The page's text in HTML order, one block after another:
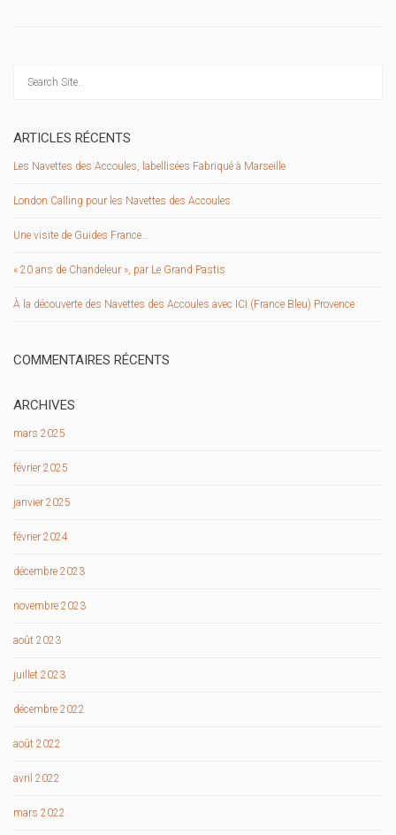
ARTICLES RÉCENTS
Les Navettes des Accoules, labellisées Fabriqué à Marseille
London Calling pour les Navettes des Accoules
Une visite de Guides France…
« 20 ans de Chandeleur », par Le Grand Pastis
À la découverte des Navettes des Accoules avec ICI (France Bleu) Provence
COMMENTAIRES RÉCENTS
ARCHIVES
mars 2025
février 2025
janvier 2025
février 2024
décembre 2023
novembre 2023
août 2023
juillet 2023
décembre 2022
août 2022
avril 2022
mars 2022